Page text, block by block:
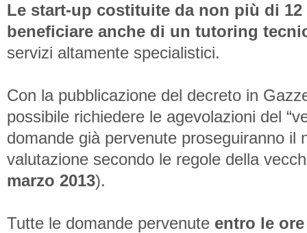
Le start-up costituite da non più di
beneficiare anche di un tutoring
servizi altamente specialistici.
Con la pubblicazione del decreto in
possibile richiedere le agevolazioni del
domande già pervenute proseguiranno il
valutazione secondo le regole della
marzo 2013).
Tutte le domande pervenute entro le